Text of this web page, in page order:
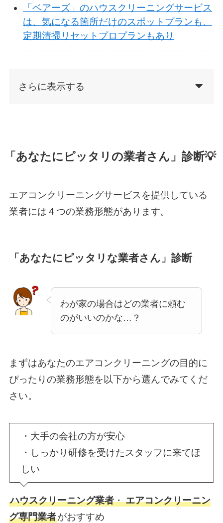
「ベアーズ」のハウスクリーニングサービス
は、気になる箇所だけのスポットプランも、
定期清掃リセットプロプランもあり
さらに表示する
「あなたにピッタリの業者さん」診断💡
エアコンクリーニングサービスを提供している
業者には４つの業務形態があります。
「あなたにピッタリな業者さん」診断
わが家の場合はどの業者に頼む
のがいいのかな…？
まずはあなたのエアコンクリーニングの目的に
ぴったりの業務形態を以下から選んでみてくだ
さい。
・大手の会社の方が安心
・しっかり研修を受けたスタッフに来てほ
しい
ハウスクリーニング業者・エアコンクリーニン
グ専門業者がおすすめ